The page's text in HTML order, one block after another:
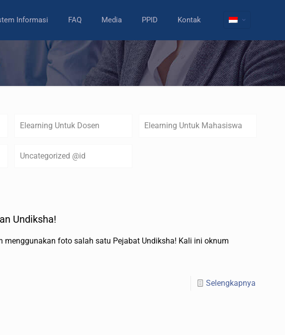
Informasi FAQ Media PPID Kontak
Elearning Untuk Dosen Elearning Untuk Mahasiswa
Uncategorized @id
Undiksha!
foto salah satu Pejabat Undiksha! Kali ini oknum
Selengkapnya